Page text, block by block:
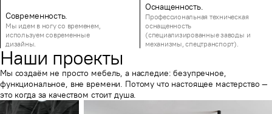
Современность.
Мы идем в ногу со временем,
используем современные
дизайны.
Оснащенность.
Профессиональная техническая
оснащенность
(специализированные заводы и
механизмы, спецтранспорт).
Наши проекты
Мы создаём не просто мебель, а наследие: безупречное,
функциональное, вне времени. Потому что настоящее мастерство —
это когда за качеством стоит душа.